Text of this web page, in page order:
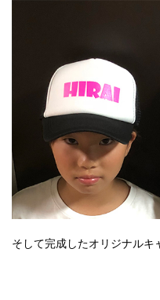
そして完成したオリジナルキ